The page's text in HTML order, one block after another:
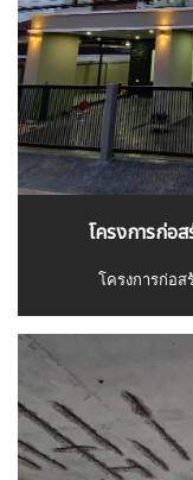
โครงการก่อ
โครงการก่อ